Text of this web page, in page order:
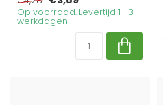
Op voorraad. Levertijd 1 - 3
werkdagen